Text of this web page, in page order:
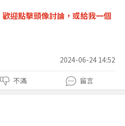
歡迎點擊頭像討論 ，或給我一個
2024-06-24 14:52
不滿 留言